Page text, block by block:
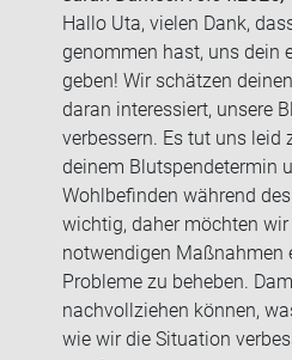
Hallo Uta, vielen Dank,
genommen hast, uns dein
geben! Wir schätzen
daran interessiert, unsere
verbessern. Es tut uns leid
deinem Blutspendetermin
Wohlbefinden während
wichtig, daher möchten
notwendigen Maßnahmen
Probleme zu beheben.
nachvollziehen können,
wie wir die Situation